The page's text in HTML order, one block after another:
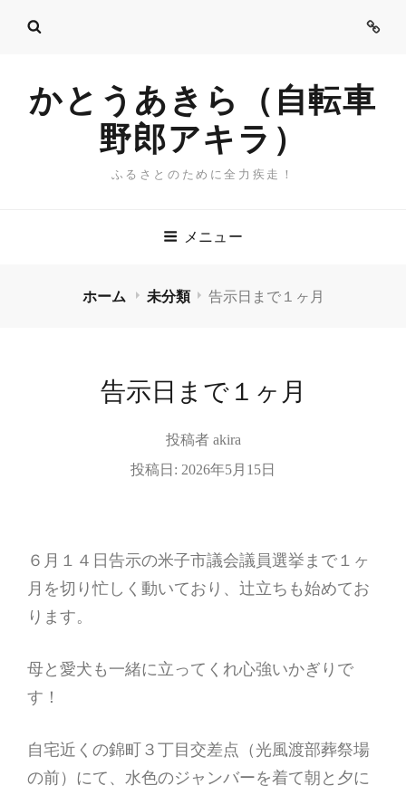
ご
かとうあきら（自転車
野郎アキラ）
ふるさとのために全力疾走！
メニュー
ホーム 未分類 告示日まで１ヶ月
告示日まで１ヶ月
投稿者 akira
投稿日: 2026年5月15日
６月１４日告示の米子市議会議員選挙まで１ヶ
月を切り忙しく動いており、辻立ちも始めてお
ります。
母と愛犬も一緒に立ってくれ心強いかぎりで
す！
自宅近くの錦町３丁目交差点（光風渡部葬祭場
の前）にて、水色のジャンバーを着て朝と夕に